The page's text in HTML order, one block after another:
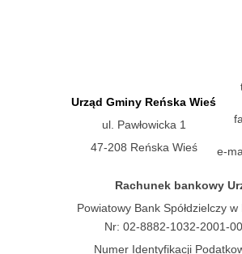
Urząd Gminy Reńska Wieś
ul. Pawłowicka 1
47-208 Reńska Wieś
e-
Rachunek bankowy
Powiatowy Bank Spółdzielczy
Nr: 02-8882-1032-2001-
Numer Identyfikacji